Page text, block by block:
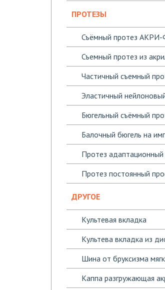
ПРОТЕЗЫ
Съёмный протез
Съемный протез из
Частичный съемный
Эластичный
Бюгельный съёмный
Балочный бюгель на
Протез
Протез постоянный
ДРУГОЕ
Культевая вкладка
Культева вкладка из
Шина от бруксизма
Каппа разгружающая